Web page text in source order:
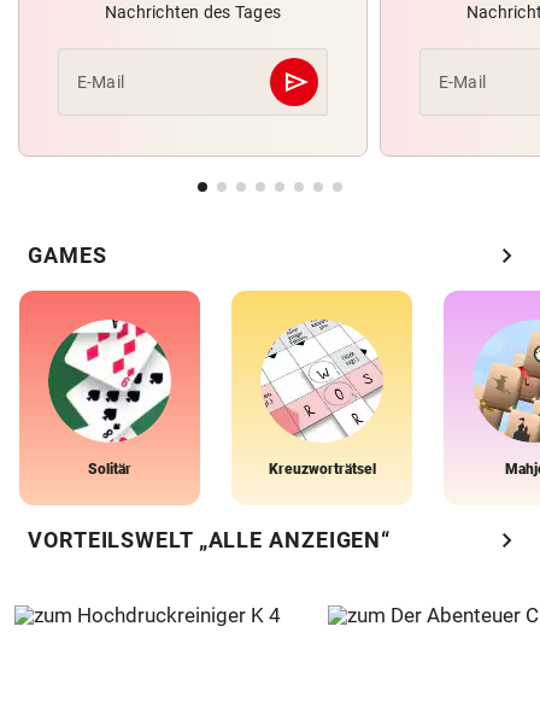
Nachrichten des Tages
E-Mail send
Abschicken E-Mail
GAMES chevron_right
Solitär Kreuzworträtsel
VORTEILSWELT „ALLE ANZEIGEN“ chevron_right